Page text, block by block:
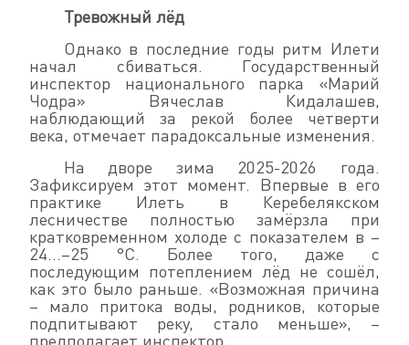
Тревожный лёд
Однако в последние годы ритм Илети
начал сбиваться. Государственный
инспектор национального парка «Марий
Чодра» Вячеслав Кидалашев,
наблюдающий за рекой более четверти
века, отмечает парадоксальные изменения.
На дворе зима 2025-2026 года.
Зафиксируем этот момент. Впервые в его
практике Илеть в Керебелякском
лесничестве полностью замёрзла при
кратковременном холоде с показателем в –
24…–25 °C. Более того, даже с
последующим потеплением лёд не сошёл,
как это было раньше. «Возможная причина
– мало притока воды, родников, которые
подпитывают реку, стало меньше», –
предполагает инспектор.